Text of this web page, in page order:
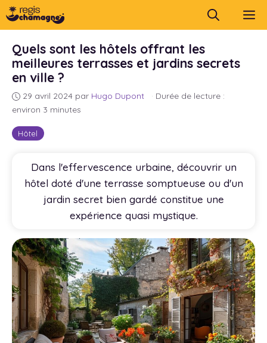
Aller
au
contenu
Hôtel
Quels sont les hôtels offrant les
meilleures terrasses et jardins secrets
en ville ?
29 avril 2024 par Hugo Dupont · Durée de lecture :
environ 3 minutes
Dans l'effervescence urbaine, découvrir un
hôtel doté d'une terrasse somptueuse ou d'un
jardin secret bien gardé constitue une
expérience quasi mystique.